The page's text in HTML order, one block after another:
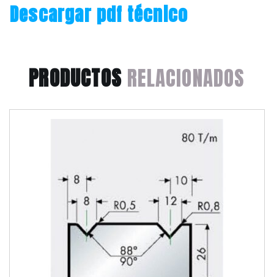
Descargar pdf técnico
PRODUCTOS RELACIONADOS